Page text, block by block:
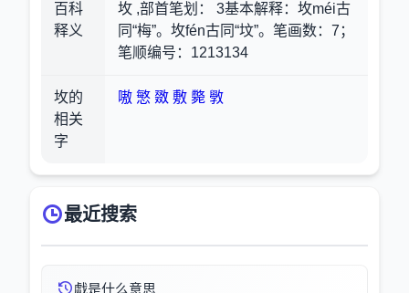
百科
释义
坆 ,部首笔划： 3基本解释：坆méi古
同“梅”。坆fén古同“坟”。笔画数：7；
笔顺编号：1213134
坆的
相关
字
嗷 慜 敪 敷 斃 斆
最近搜索
戱是什么意思